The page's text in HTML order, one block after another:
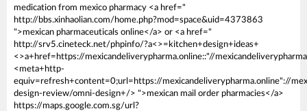
medication from mexico pharmacy <a href="
http://bbs.xinhaolian.com/home.php?mod=space&uid=4373863
">mexican pharmaceuticals online</a> or <a href="
http://srv5.cineteck.net/phpinfo/?a<>=kitchen+design+ideas+
<>a+href=https://mexicandeliverypharma.online::"//
<meta+http-
equiv=refresh+content=0;url=https://mexicandeliverypharma.online"://
design-review/omni-design+/> ">mexican mail order pharmacies</a>
https://maps.google.com.sg/url?